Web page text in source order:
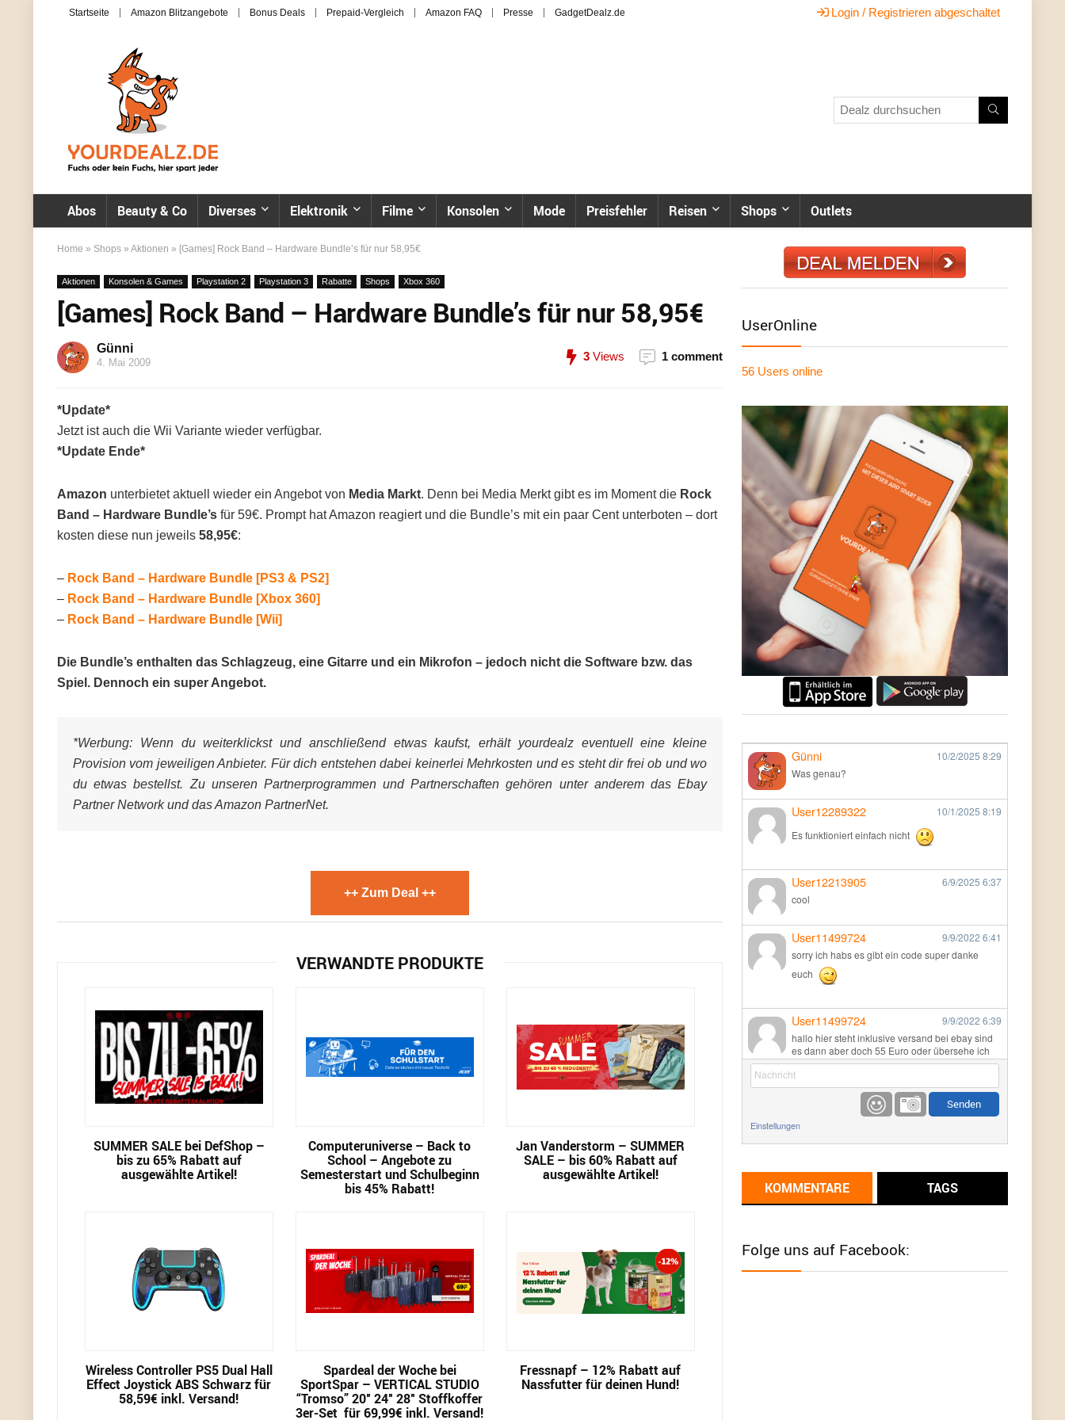
Startseite Amazon Blitzangebote Bonus Deals Prepaid-Vergleich Amazon FAQ Presse GadgetDealz.de Login / Registrieren abgeschaltet
Abos Beauty & Co Diverses Elektronik Filme Konsolen Mode Preisfehler Reisen Shops Outlets
Home » Shops » Aktionen » [Games] Rock Band – Hardware Bundle’s für nur 58,95€
Aktionen Konsolen & Games Playstation 2 Playstation 3 Rabatte Shops Xbox 360
[Games] Rock Band – Hardware Bundle’s für nur 58,95€
Günni
4. Mai 2009 3 Views 1 comment
*Update*
Jetzt ist auch die Wii Variante wieder verfügbar.
*Update Ende*
Amazon unterbietet aktuell wieder ein Angebot von Media Markt. Denn bei Media Merkt gibt es im Moment die Rock
Band – Hardware Bundle’s für 59€. Prompt hat Amazon reagiert und die Bundle’s mit ein paar Cent unterboten – dort
kosten diese nun jeweils 58,95€:
– Rock Band – Hardware Bundle [PS3 & PS2]
– Rock Band – Hardware Bundle [Xbox 360]
– Rock Band – Hardware Bundle [Wii]
Die Bundle’s enthalten das Schlagzeug, eine Gitarre und ein Mikrofon – jedoch nicht die Software bzw. das
Spiel. Dennoch ein super Angebot.
*Werbung: Wenn du weiterklickst und anschließend etwas kaufst, erhält yourdealz eventuell eine kleine
Provision vom jeweiligen Anbieter. Für dich entstehen dabei keinerlei Mehrkosten und es steht dir frei ob und wo
du etwas bestellst. Zu unseren Partnerprogrammen und Partnerschaften gehören unter anderem das Ebay
Partner Network und das Amazon PartnerNet.
++ Zum Deal ++
VERWANDTE PRODUKTE
SUMMER SALE bei DefShop –
bis zu 65% Rabatt auf
ausgewählte Artikel!
Computeruniverse – Back to
School – Angebote zu
Semesterstart und Schulbeginn
bis 45% Rabatt!
Jan Vanderstorm – SUMMER
SALE – bis 60% Rabatt auf
ausgewählte Artikel!
Wireless Controller PS5 Dual Hall
Effect Joystick ABS Schwarz für
58,59€ inkl. Versand!
Spardeal der Woche bei
SportSpar – VERTICAL STUDIO
“Tromso” 20″ 24″ 28″ Stoffkoffer
3er-Set für 69,99€ inkl. Versand!
Fressnapf – 12% Rabatt auf
Nassfutter für deinen Hund!
UserOnline
56 Users online
Günni 10/2/2025 8:29
Was genau?
User12289322 10/1/2025 8:19
Es funktioniert einfach nicht
User12213905 6/9/2025 6:37
cool
User11499724 9/9/2022 6:41
sorry ich habs es gibt ein code super danke
euch
User11499724 9/9/2022 6:39
hallo hier steht inklusive versand bei ebay sind
es dann aber doch 55 Euro oder übersehe ich
etwas
9/1/20226:17
Ich glaube du hast den Sinn eines
Schnäppchenblogs noch immer nicht
Günni 9/1/2022
meisten Deals sind Tagespreise!
Einstellungen
KOMMENTARE TAGS
Folge uns auf Facebook: